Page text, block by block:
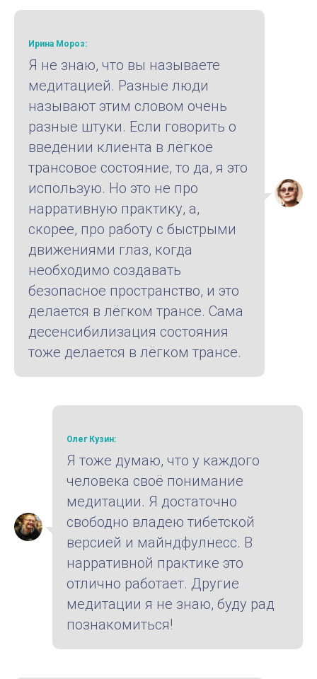
Ирина Мороз:
Я не знаю, что вы называете
медитацией. Разные люди
называют этим словом очень
разные штуки. Если говорить о
введении клиента в лёгкое
трансовое состояние, то да, я это
использую. Но это не про
нарративную практику, а,
скорее, про работу с быстрыми
движениями глаз, когда
необходимо создавать
безопасное пространство, и это
делается в лёгком трансе. Сама
десенсибилизация состояния
тоже делается в лёгком трансе.
Олег Кузин:
Я тоже думаю, что у каждого
человека своё понимание
медитации. Я достаточно
свободно владею тибетской
версией и майндфулнесс. В
нарративной практике это
отлично работает. Другие
медитации я не знаю, буду рад
познакомиться!